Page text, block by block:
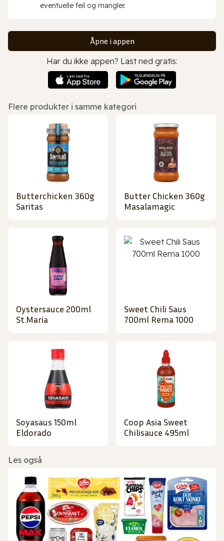
eventuelle feil og mangler.
Åpne i appen
Har du ikke appen? Last ned gratis:
Flere produkter i samme kategori
Butterchicken 360g
Saritas
Butter Chicken 360g
Masalamagic
Oystersauce 200ml
St.Maria
Sweet Chili Saus
700ml Rema 1000
Soyasaus 150ml
Eldorado
Coop Asia Sweet
Chilisauce 495ml
Les også